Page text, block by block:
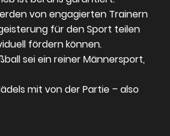
von engagierten Trainern
für den Sport teilen
fördern können.
sei ein reiner Männersport,
mit von der Partie – also